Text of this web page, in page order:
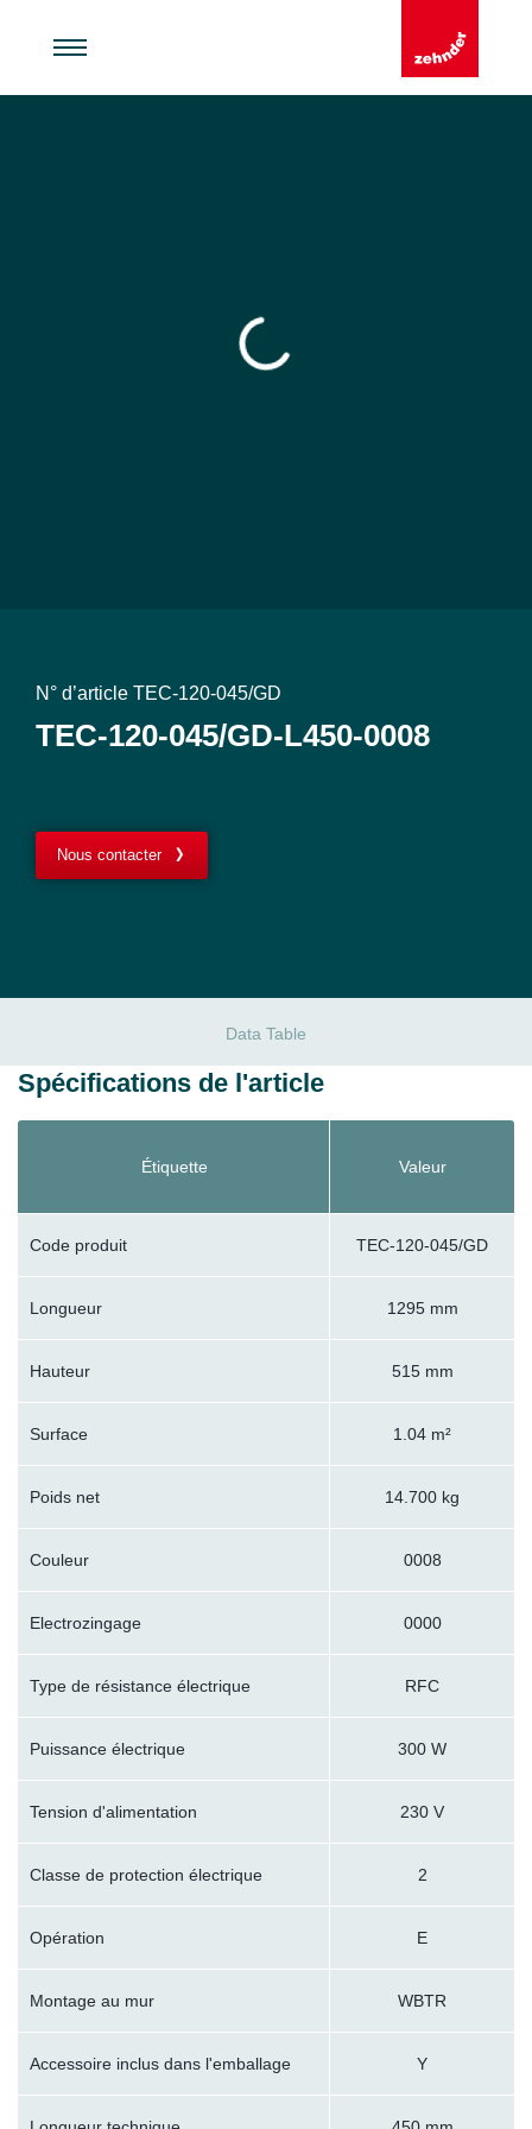
N° d’article TEC-120-045/GD
TEC-120-045/GD-L450-0008
Nous contacter
Data Table
Spécifications de l'article
Étiquette Valeur
Code produit TEC-120-045/GD
Longueur 1295 mm
Hauteur 515 mm
Surface 1.04 m²
Poids net 14.700 kg
Couleur 0008
Electrozingage 0000
Type de résistance électrique RFC
Puissance électrique 300 W
Tension d'alimentation 230 V
Classe de protection électrique 2
Opération E
Montage au mur WBTR
Accessoire inclus dans l'emballage Y